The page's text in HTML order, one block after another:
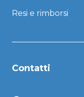
Resi e rimborsi
Contatti